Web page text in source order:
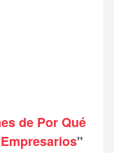
de Por Qué
"